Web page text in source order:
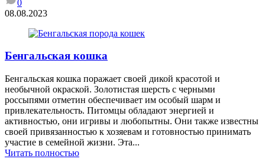
0
08.08.2023
Бенгальская кошка
Бенгальская кошка поражает своей дикой красотой и
необычной окраской. Золотистая шерсть с черными
россыпями отметин обеспечивает им особый шарм и
привлекательность. Питомцы обладают энергией и
активностью, они игривы и любопытны. Они также известны
своей привязанностью к хозяевам и готовностью принимать
участие в семейной жизни. Эта...
Читать полностью